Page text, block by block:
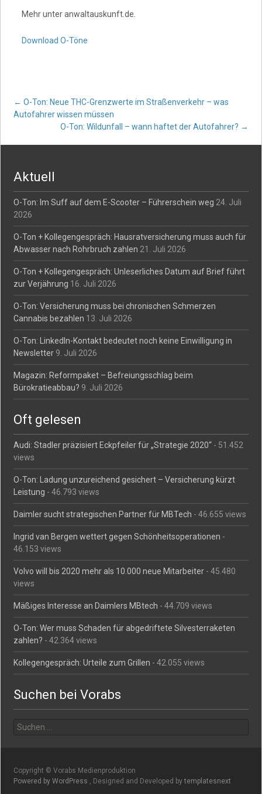
Mehr unter anwaltauskunft.de.
Download O-Töne
Post
navigation
← O-Ton: Neue THC-Grenzwerte im Straßenverkehr – was
Autofahrer wissen müssen
O-Ton: Wildunfall – wann haftet der Autofahrer? →
Aktuell
O-Ton: Im Suff auf dem E-Scooter – Führerschein weg 24. Juli
2026
O-Ton + Kollegengespräch: Hausratversicherung muss auch für
Abwasser nach Rohrbruch zahlen 21. Juli 2026
O-Ton + Kollegengespräch: Unleserliches Datum auf Brief führt
zur Verjährung 16. Juli 2026
O-Ton: Versicherung muss bei chronischen Schmerzen
Cannabis bezahlen 13. Juli 2026
O-Ton: LinkedIn-Kontakt bedeutet noch keine Einwilligung in
Newsletter 9. Juli 2026
Magazin: Reformpaket – Befreiungsschlag beim
Bürokratieabbau? 9. Juli 2026
Oft gelesen
Audi: Stadler präzisiert Eckpfeiler für „Strategie 2020“ - 51.452
views
O-Ton: Ladung unzureichend gesichert – Versicherung kürzt
Leistung - 46.793 views
Daimler sucht strategischen Partner für MBTech - 46.655 views
Ingrid van Bergen wettert gegen Schönheitsoperationen -
46.153 views
Volvo will bis 2020 mehr als 10.000 neue Mitarbeiter - 45.480
views
Mäßiges Interesse an Daimlers MBtech - 44.709 views
O-Ton: Wer muss Schaden für abgedriftete Silvesterraketen
zahlen? - 42.364 views
Kollegengespräch: Urteile zum Grillen - 42.055 views
Suchen bei Vorabs
nach:
Copyright © Vorabs Medienproduktion
Powered by WordPress , Designed and Developed bytemplatesnext